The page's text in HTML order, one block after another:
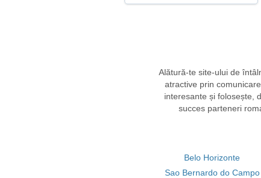
Alătură-te site-ului de
atractive prin
interesante și folosește,
succes parteneri
Belo Horizonte
Sao Bernardo do Campo